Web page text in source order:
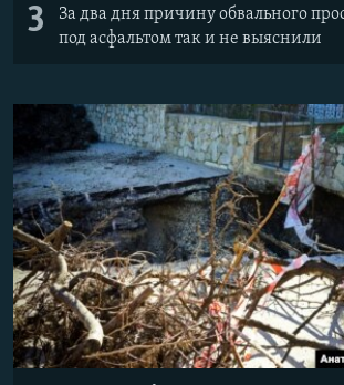
3
За два дня причину обвального
под асфальтом так и не выяснили